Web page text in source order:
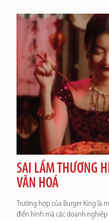
SAI LẦM THƯƠNG
VĂN HOÁ
Trường hợp của Burger King là
điển hình mà các doanh nghiệp